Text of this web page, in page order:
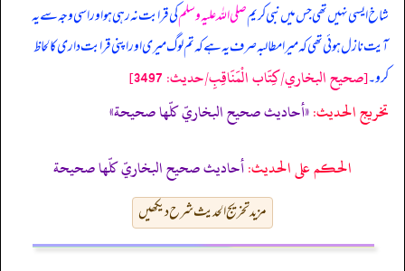
شاخ ایسی نہیں تھی جس میں نبی کریمصلی اللہ علیہ وسلمکی قرابت نہ رہی ہو اور اسی وجہ سے یہ
آیت نازل ہوئی تھی کہ میرا مطالبہ صرف یہ ہے کہ تم لوگ میری اور اپنی قرابت داری کا لحاظ
کرو۔[صحيح البخاري/كِتَاب الْمَنَاقِبِ/حدیث: 3497]
تخریج الحدیث:«أحاديث صحيح البخاريّ كلّها صحيحة»
الحكم على الحديث:أحاديث صحيح البخاريّ كلّها صحيحة
مزید تخریج الحدیث شرح دیکھیں